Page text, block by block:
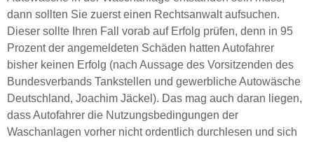
dann sollten Sie zuerst einen Rechtsanwalt aufsuchen.
Dieser sollte Ihren Fall vorab auf Erfolg prüfen, denn in 95
Prozent der angemeldeten Schäden hatten Autofahrer
bisher keinen Erfolg (nach Aussage des Vorsitzenden des
Bundesverbands Tankstellen und gewerbliche Autowäsche
Deutschland, Joachim Jäckel). Das mag auch daran liegen,
dass Autofahrer die Nutzungsbedingungen der
Waschanlagen vorher nicht ordentlich durchlesen und sich